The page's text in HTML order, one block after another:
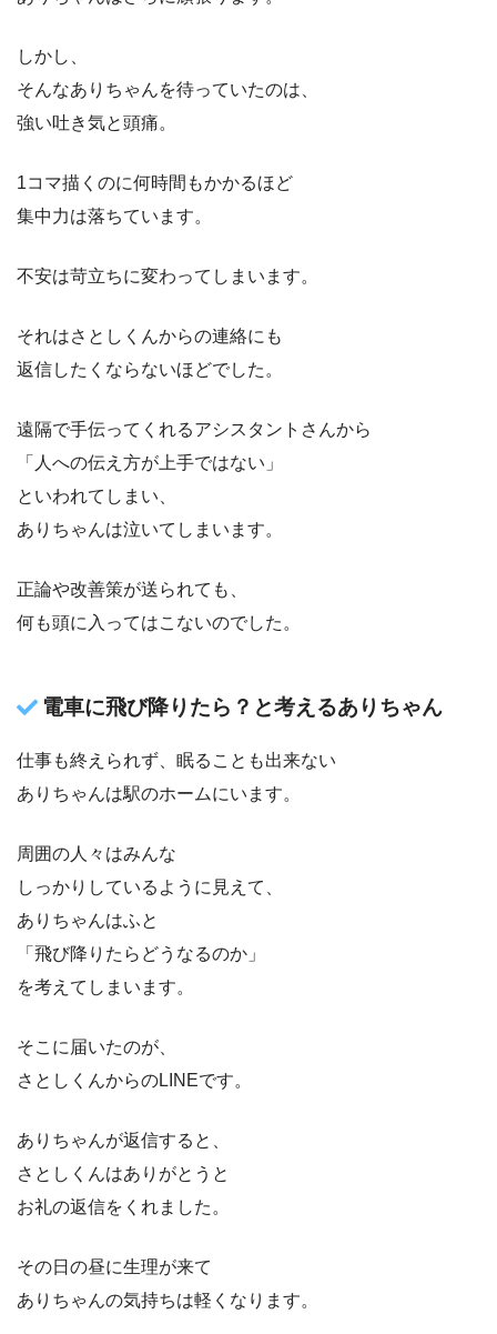
しかし、
そんなありちゃんを待っていたのは、
強い吐き気と頭痛。
1コマ描くのに何時間もかかるほど
集中力は落ちています。
不安は苛立ちに変わってしまいます。
それはさとしくんからの連絡にも
返信したくならないほどでした。
遠隔で手伝ってくれるアシスタントさんから
「人への伝え方が上手ではない」
といわれてしまい、
ありちゃんは泣いてしまいます。
正論や改善策が送られても、
何も頭に入ってはこないのでした。
電車に飛び降りたら？と考えるありちゃん
仕事も終えられず、眠ることも出来ない
ありちゃんは駅のホームにいます。
周囲の人々はみんな
しっかりしているように見えて、
ありちゃんはふと
「飛び降りたらどうなるのか」
を考えてしまいます。
そこに届いたのが、
さとしくんからのLINEです。
ありちゃんが返信すると、
さとしくんはありがとうと
お礼の返信をくれました。
その日の昼に生理が来て
ありちゃんの気持ちは軽くなります。